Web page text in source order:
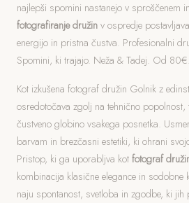
najlepši spomini nastanejo v sproščenem
fotografiranje družin v ospredje
energijo in pristna čustva. Profesionalni
Spomini, ki trajajo. Neža & Tadej. Od
Kot izkušena fotograf družin Golnik z
osredotočava zgolj na tehnično popolnost,
čustveno globino vsakega posnetka.
barvam in brezčasni estetiki, ki ohrani
Pristop, ki ga uporabljva kot fotograf
kombinacija klasične elegance in sodobne
naju spontanost, svetloba in zgodbe, ki jih